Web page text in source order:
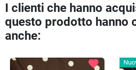
I clienti che hanno
questo prodotto hanno
anche:
favorite